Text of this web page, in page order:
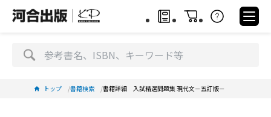
トップ 書籍検索 書籍詳細 入試精選問題集 現代文－五訂版－